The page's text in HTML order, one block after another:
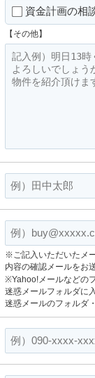
資金計画の相
【その他】
※ご記入いただいたメ
内容の確認メールをお
※Yahoo!メールなどの
迷惑メールフォルダに
迷惑メールのフォルダ